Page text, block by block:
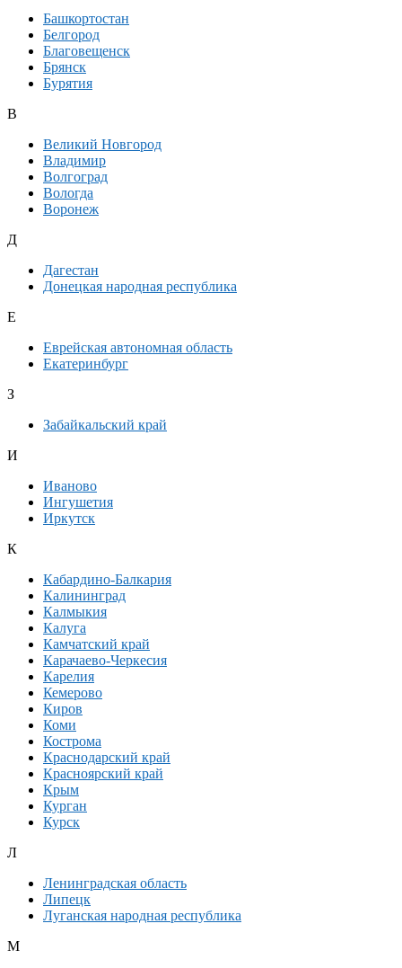
Башкортостан
Белгород
Благовещенск
Брянск
Бурятия
В
Великий Новгород
Владимир
Волгоград
Вологда
Воронеж
Д
Дагестан
Донецкая народная республика
Е
Еврейская автономная область
Екатеринбург
З
Забайкальский край
И
Иваново
Ингушетия
Иркутск
К
Кабардино-Балкария
Калининград
Калмыкия
Калуга
Камчатский край
Карачаево-Черкесия
Карелия
Кемерово
Киров
Коми
Кострома
Краснодарский край
Красноярский край
Крым
Курган
Курск
Л
Ленинградская область
Липецк
Луганская народная республика
М